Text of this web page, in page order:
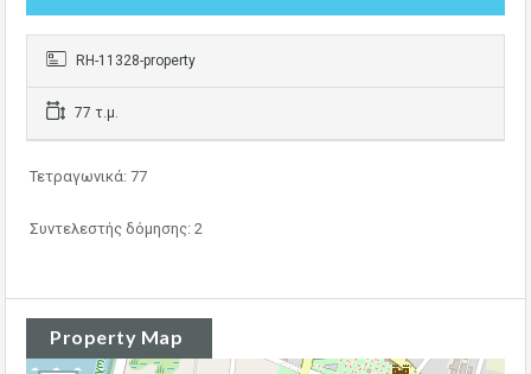
RH-11328-property
77 τ.μ.
Τετραγωνικά: 77
Συντελεστής δόμησης: 2
Property Map